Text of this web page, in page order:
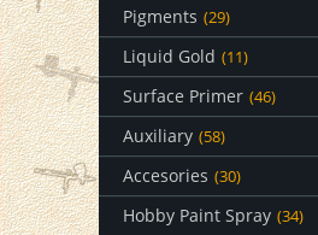
Pigments (29)
Liquid Gold (11)
Surface Primer (46)
Auxiliary (58)
Accesories (30)
Hobby Paint Spray (34)